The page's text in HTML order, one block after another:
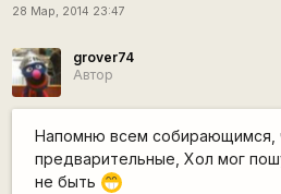
28 Мар, 2014 23:47
grover74
Автор
Напомню всем собирающимся,
предварительные, Хол мог
не быть ;D